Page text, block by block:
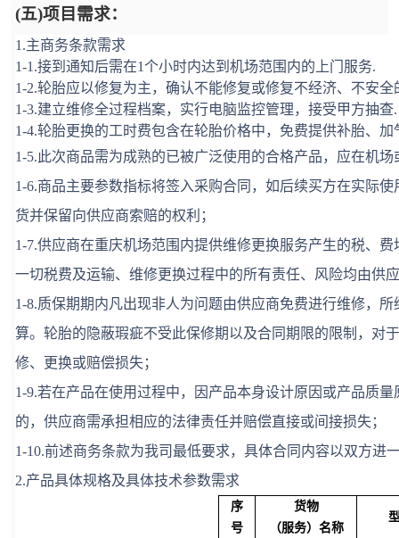
(五)项目需求：
1.主商务条款需求
1-1.接到通知后需在1个小时内达到机场范围内的上门服务.
1-2.轮胎应以修复为主，确认不能修复或修复不经济、不安
1-3.建立维修全过程档案，实行电脑监控管理，接受甲方抽查.
1-4.轮胎更换的工时费包含在轮胎价格中，免费提供补胎、加
1-5.此次商品需为成熟的已被广泛使用的合格产品，应在机
1-6.商品主要参数指标将签入采购合同，如后续买方在实际
货并保留向供应商索赔的权利；
1-7.供应商在重庆机场范围内提供维修更换服务产生的税、
一切税费及运输、维修更换过程中的所有责任、风险均由供
1-8.质保期期内凡出现非人为问题由供应商免费进行维修，
算。轮胎的隐蔽瑕疵不受此保修期以及合同期限的限制，对
修、更换或赔偿损失；
1-9.若在产品在使用过程中，因产品本身设计原因或产品质
的，供应商需承担相应的法律责任并赔偿直接或间接损失；
1-10.前述商务条款为我司最低要求，具体合同内容以双方进
2.产品具体规格及具体技术参数需求
序
号
货物
（服务）名称